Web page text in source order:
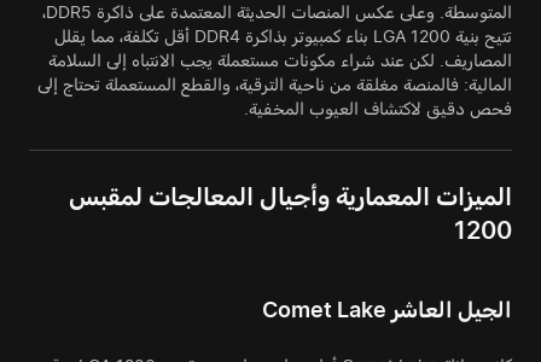
المتوسطة. وعلى عكس المنصات الحديثة المعتمدة على ذاكرة DDR5،
تتيح بنية LGA 1200 بناء كمبيوتر بذاكرة DDR4 أقل تكلفة، مما يقلل
المصاريف. لكن عند شراء مكونات مستعملة يجب الانتباه إلى السلامة
المالية: فالمنصة مغلقة من ناحية الترقية، والقطع المستعملة تحتاج إلى
فحص دقيق لاكتشاف العيوب المخفية.
الميزات المعمارية وأجيال المعالجات لمقبس
1200
الجيل العاشر Comet Lake